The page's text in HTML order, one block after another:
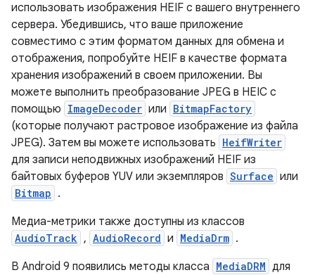
использовать изображения HEIF с вашего внутреннего
сервера. Убедившись, что ваше приложение
совместимо с этим форматом данных для обмена и
отображения, попробуйте HEIF в качестве формата
хранения изображений в своем приложении. Вы
можете выполнить преобразование JPEG в HEIC с
помощью ImageDecoder или BitmapFactory
(которые получают растровое изображение из файла
JPEG). Затем вы можете использовать HeifWriter
для записи неподвижных изображений HEIF из
байтовых буферов YUV или экземпляров Surface или
Bitmap .
Медиа-метрики также доступны из классов
AudioTrack , AudioRecord и MediaDrm .
В Android 9 появились методы класса MediaDRM для